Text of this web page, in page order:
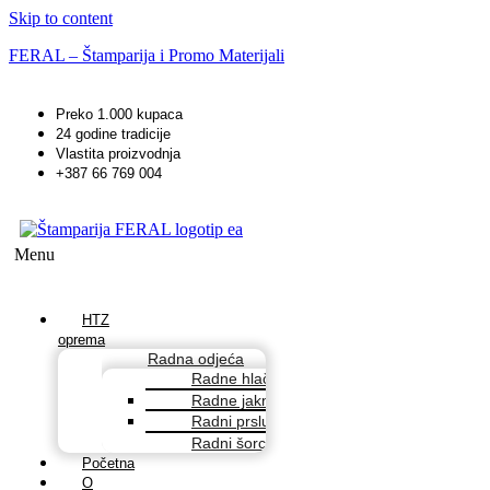
Skip to content
FERAL – Štamparija i Promo Materijali
Preko 1.000 kupaca
24 godine tradicije
Vlastita proizvodnja
+387 66 769 004
Menu
HTZ
oprema
Radna odjeća
Radne hlače
Radne jakne
Radni prsluci
Radni šorcevi
Početna
O